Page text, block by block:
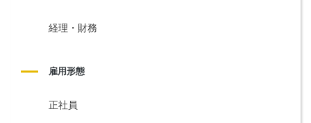
経理・財務
雇用形態
正社員